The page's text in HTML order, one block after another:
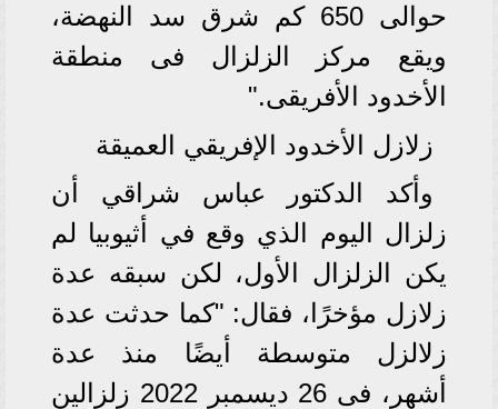
حوالى 650 كم شرق سد النهضة،
ويقع مركز الزلزال فى منطقة
الأخدود الأفريقى."
زلازل الأخدود الإفريقي العميقة
وأكد الدكتور عباس شراقي أن
زلزال اليوم الذي وقع في أثيوبيا لم
يكن الزلزال الأول، لكن سبقه عدة
زلازل مؤخرًا، فقال: "كما حدثت عدة
زلالزل متوسطة أيضًا منذ عدة
أشهر، فى 26 ديسمبر 2022 زلزالين